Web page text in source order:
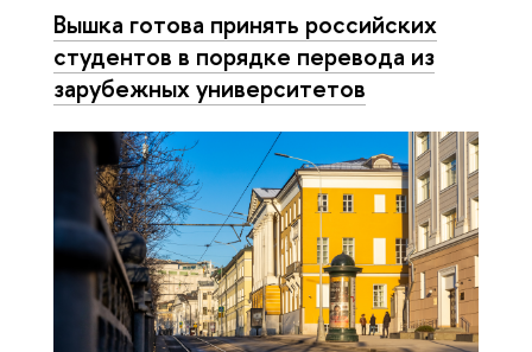
Вышка готова принять российских
студентов в порядке перевода из
зарубежных университетов